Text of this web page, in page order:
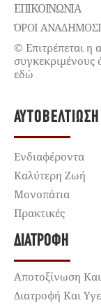
ΕΠΙΚΟΙΝΩΝΊΑ
ΌΡΟΙ
© Επιτρέπεται η
συγκεκριμένους
εδώ
ΑΥΤΟΒΕΛΤΊΩΣΗ
Ενδιαφέροντα
Καλύτερη Ζωή
Μονοπάτια
Πρακτικές
ΔΙΑΤΡΟΦΉ
Αποτοξίνωση
Διατροφή Και